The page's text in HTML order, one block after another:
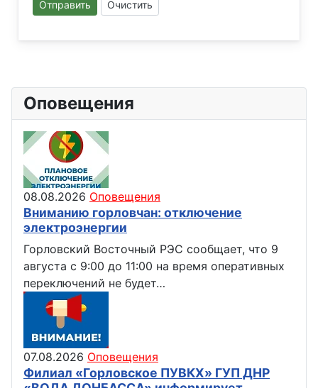
Отправить Очистить
Оповещения
08.08.2026 Оповещения
Вниманию горловчан: отключение
электроэнергии
Горловский Восточный РЭС сообщает, что 9
августа с 9:00 до 11:00 на время оперативных
переключений не будет…
07.08.2026 Оповещения
Филиал «Горловское ПУВКХ» ГУП ДНР